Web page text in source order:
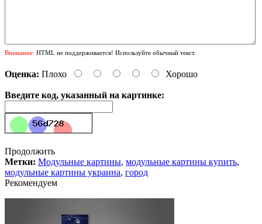
Внимание: HTML не поддерживается! Используйте обычный текст.
Оценка: Плохо Хорошо
Введите код, указанный на картинке:
Продолжить
Метки: Модульные картины, модульные картины купить,
модульные картины украина, город
Рекомендуем